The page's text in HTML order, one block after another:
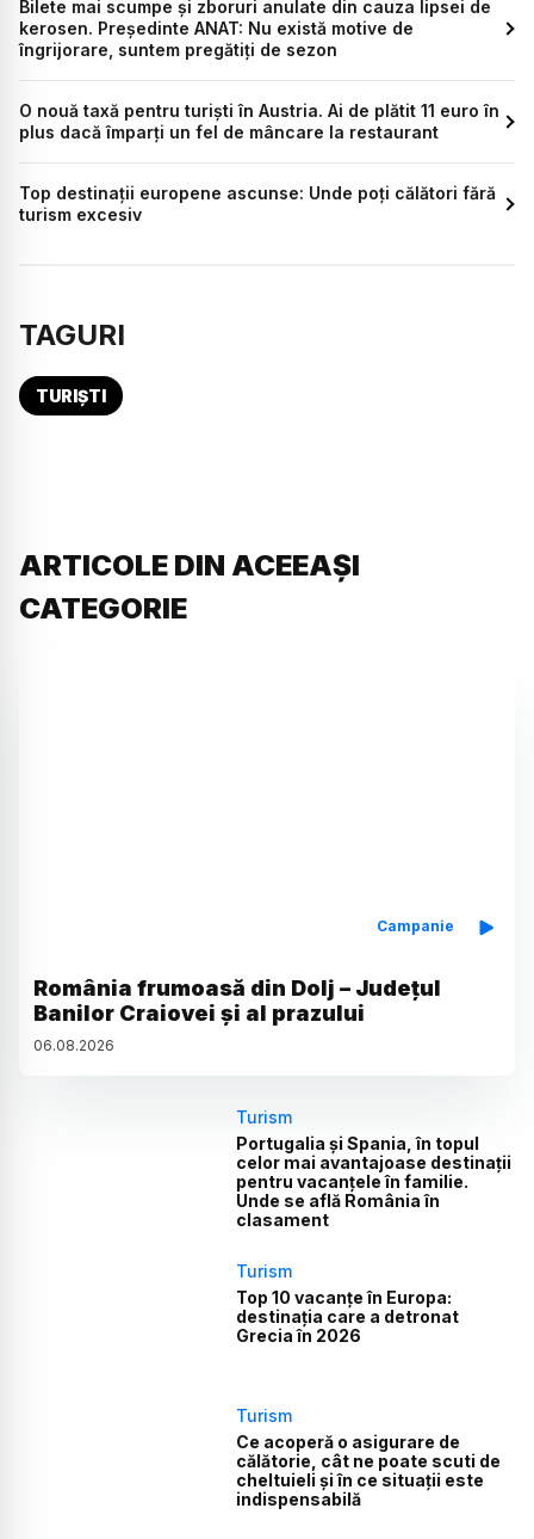
Bilete mai scumpe și zboruri anulate din cauza lipsei de
kerosen. Președinte ANAT: Nu există motive de
îngrijorare, suntem pregătiți de sezon
O nouă taxă pentru turiști în Austria. Ai de plătit 11 euro în
plus dacă împarți un fel de mâncare la restaurant
Top destinații europene ascunse: Unde poți călători fără
turism excesiv
TAGURI
TURIȘTI
ARTICOLE DIN ACEEAȘI
CATEGORIE
Campanie
România frumoasă din Dolj – Județul
Banilor Craiovei și al prazului
06.08.2026
Turism
Portugalia și Spania, în topul
celor mai avantajoase destinații
pentru vacanțele în familie.
Unde se află România în
clasament
Turism
Top 10 vacanțe în Europa:
destinația care a detronat
Grecia în 2026
Turism
Ce acoperă o asigurare de
călătorie, cât ne poate scuti de
cheltuieli și în ce situații este
indispensabilă